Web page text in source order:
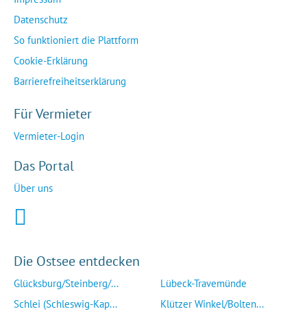
Datenschutz
So funktioniert die Plattform
Cookie-Erklärung
Barrierefreiheitserklärung
Für Vermieter
Vermieter-Login
Das Portal
Über uns
Die Ostsee entdecken
Glücksburg/Steinberg/...
Schlei (Schleswig-Kap...
Lübeck-Travemünde
Klützer Winkel/Bolten...